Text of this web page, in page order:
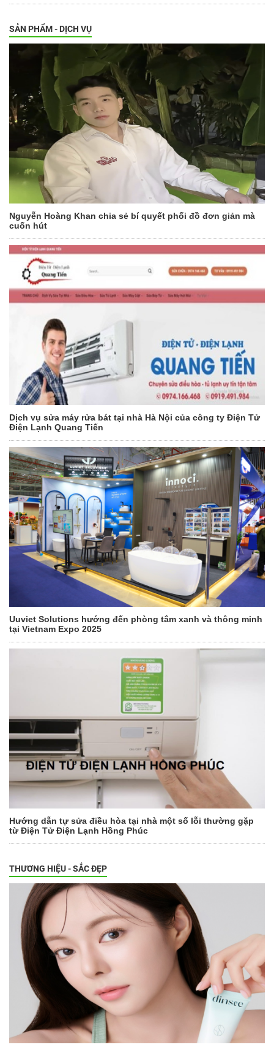
SẢN PHẨM - DỊCH VỤ
Nguyễn Hoàng Khan chia sẻ bí quyết phối đồ đơn giản mà
cuốn hút
Dịch vụ sửa máy rửa bát tại nhà Hà Nội của công ty Điện Tử
Điện Lạnh Quang Tiến
Uuviet Solutions hướng đến phòng tắm xanh và thông minh
tại Vietnam Expo 2025
Hướng dẫn tự sửa điều hòa tại nhà một số lỗi thường gặp
từ Điện Tử Điện Lạnh Hồng Phúc
THƯƠNG HIỆU - SẮC ĐẸP